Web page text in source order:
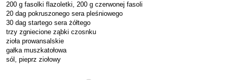
200 g fasolki flazoletki, 200 g czerwonej fasoli
20 dag pokruszonego sera pleśniowego
30 dag startego sera żółtego
trzy zgniecione ząbki czosnku
zioła prowansalskie
gałka muszkatołowa
sól, pieprz ziołowy